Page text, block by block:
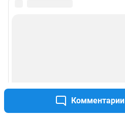
Комментарии